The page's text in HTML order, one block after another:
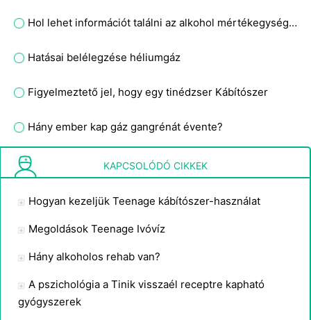
Hol lehet információt találni az alkohol mértékegységeiről?
Hatásai belélegzése héliumgáz
Figyelmeztető jel, hogy egy tinédzser Kábítószer
Hány ember kap gáz gangrénát évente?
Programok Children at Risk
KAPCSOLÓDÓ CIKKEK
Hogyan kezeljük Teenage kábítószer-használat
Megoldások Teenage Ivóvíz
Hány alkoholos rehab van?
A pszichológia a Tinik visszaél receptre kapható
gyógyszerek